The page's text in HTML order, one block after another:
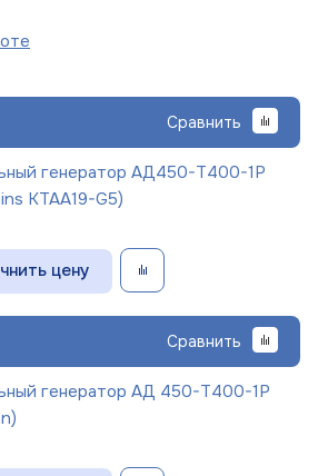
Сравнить
генератор АД450-Т400-1Р
KTAA19-G5)
цену
Сравнить
генератор АД 450-Т400-1Р